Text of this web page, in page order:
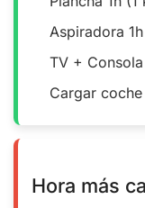
Aspiradora
TV +
Cargar
Hora más